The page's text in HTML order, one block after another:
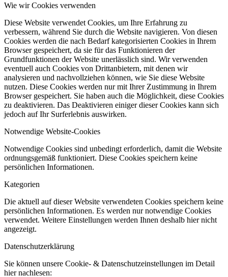
Wie wir Cookies verwenden
Diese Website verwendet Cookies, um Ihre Erfahrung zu
verbessern, während Sie durch die Website navigieren. Von diesen
Cookies werden die nach Bedarf kategorisierten Cookies in Ihrem
Browser gespeichert, da sie für das Funktionieren der
Grundfunktionen der Website unerlässlich sind. Wir verwenden
eventuell auch Cookies von Drittanbietern, mit denen wir
analysieren und nachvollziehen können, wie Sie diese Website
nutzen. Diese Cookies werden nur mit Ihrer Zustimmung in Ihrem
Browser gespeichert. Sie haben auch die Möglichkeit, diese Cookies
zu deaktivieren. Das Deaktivieren einiger dieser Cookies kann sich
jedoch auf Ihr Surferlebnis auswirken.
Notwendige Website-Cookies
Notwendige Cookies sind unbedingt erforderlich, damit die Website
ordnungsgemäß funktioniert. Diese Cookies speichern keine
persönlichen Informationen.
Kategorien
Die aktuell auf dieser Website verwendeten Cookies speichern keine
persönlichen Informationen. Es werden nur notwendige Cookies
verwendet. Weitere Einstellungen werden Ihnen deshalb hier nicht
angezeigt.
Datenschutzerklärung
Sie können unsere Cookie- & Datenschutzeinstellungen im Detail
hier nachlesen: